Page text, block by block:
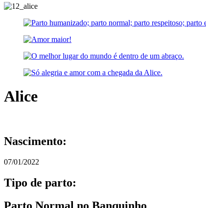
Alice
Nascimento:
07/01/2022
Tipo de parto:
Parto Normal no Banquinho